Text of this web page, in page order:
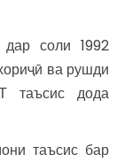
дар соли 1992
ва рушди
таъсис дода
таъсис бар